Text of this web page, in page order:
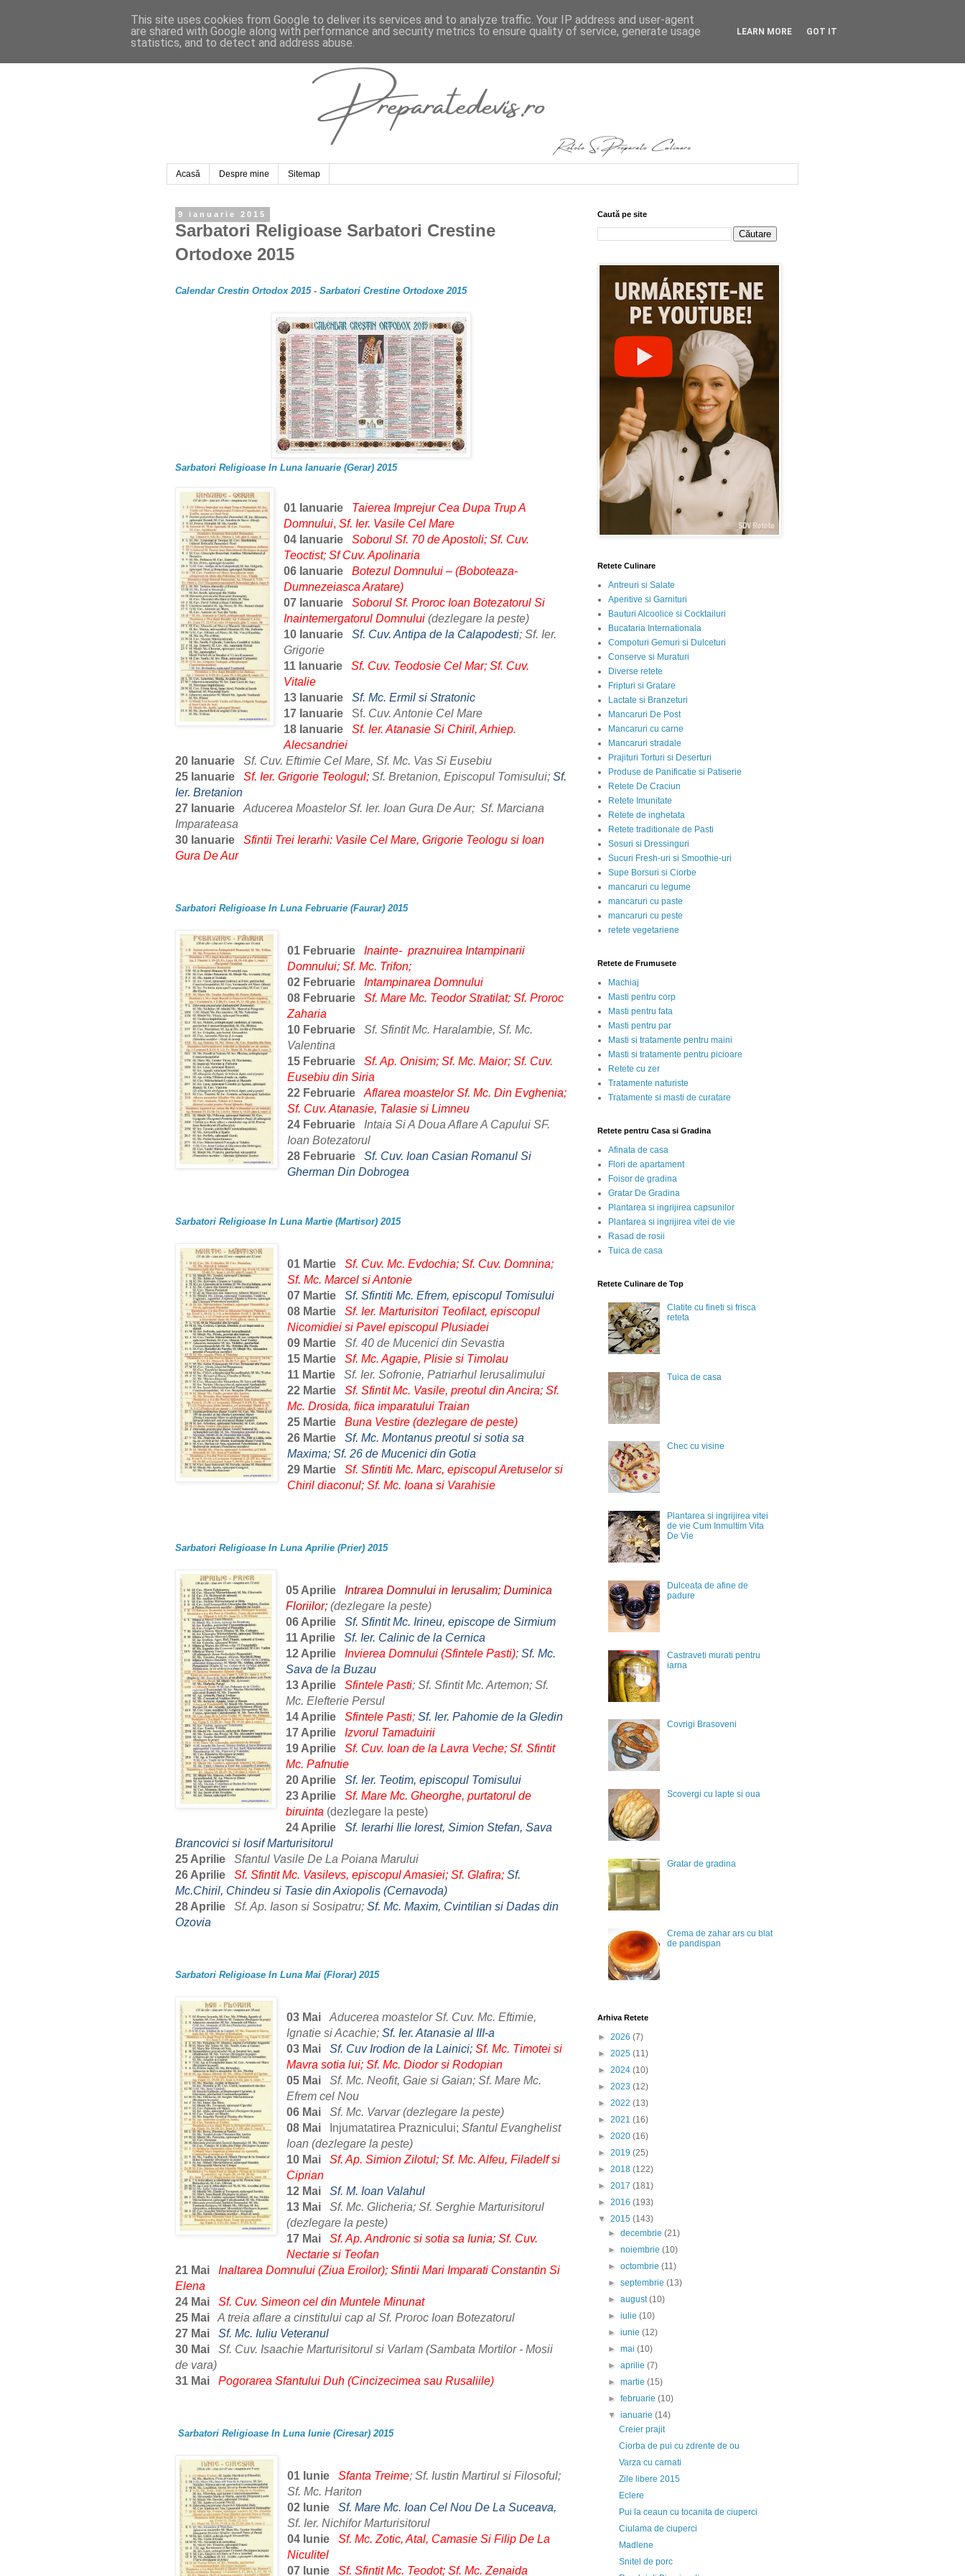
Acasă Despre mine Sitemap
9 ianuarie 2015
Sarbatori Religioase Sarbatori Crestine
Ortodoxe 2015
Calendar Crestin Ortodox 2015- Sarbatori Crestine Ortodoxe 2015
Sarbatori Religioase In Luna Ianuarie (Gerar) 2015
01 Ianuarie
Taierea Imprejur Cea Dupa Trup A
Domnului, Sf. Ier. Vasile Cel Mare
04 Ianuarie
Soborul Sf. 70 de Apostoli; Sf. Cuv.
Teoctist; Sf Cuv. Apolinaria
06 Ianuarie
Botezul Domnului – (Boboteaza-
Dumnezeiasca Aratare)
07 Ianuarie
Soborul Sf. Proroc Ioan Botezatorul Si
Inaintemergatorul Domnului(dezlegare la peste)
10 Ianuarie
Sf. Cuv. Antipa de la Calapodesti; Sf. Ier.
Grigorie
11 Ianuarie
Sf. Cuv. Teodosie Cel Mar; Sf. Cuv.
Vitalie
13 Ianuarie
Sf. Mc. Ermil si Stratonic
17 Ianuarie Sf. Cuv. Antonie Cel Mare
18 Ianuarie
Sf. Ier. Atanasie Si Chiril, Arhiep.
Alecsandriei
20 Ianuarie Sf. Cuv. Eftimie Cel Mare, Sf. Mc. Vas Si Eusebiu
25 Ianuarie
Sf. Ier. Grigorie Teologul; Sf. Bretanion, Episcopul Tomisului; Sf.
Ier. Bretanion
27 Ianuarie Aducerea Moastelor Sf. Ier. Ioan Gura De Aur; Sf. Marciana
Imparateasa
30 Ianuarie
Sfintii Trei Ierarhi: Vasile Cel Mare, Grigorie Teologu si Ioan
Gura De Aur
Sarbatori Religioase In Luna Februarie (Faurar) 2015
01 Februarie
Inainte- praznuirea Intampinarii
Domnului; Sf. Mc. Trifon;
02 Februarie
Intampinarea Domnului
08 Februarie Sf. Mare Mc. Teodor Stratilat; Sf. Proroc
Zaharia
10 Februarie
Sf. Sfintit Mc. Haralambie, Sf. Mc.
Valentina
15 Februarie
Sf. Ap. Onisim; Sf. Mc. Maior; Sf. Cuv.
Eusebiu din Siria
22 Februarie
Aflarea moastelor Sf. Mc. Din Evghenia;
Sf. Cuv. Atanasie, Talasie si Limneu
24 Februarie
Intaia Si A Doua Aflare A Capului SF.
Ioan Botezatorul
28 Februarie
Sf. Cuv. Ioan Casian Romanul Si
Gherman Din Dobrogea
Sarbatori Religioase In Luna Martie (Martisor) 2015
01 Martie Sf. Cuv. Mc. Evdochia; Sf. Cuv. Domnina;
Sf. Mc. Marcel si Antonie
07 Martie
Sf. Sfintiti Mc. Efrem, episcopul Tomisului
08 Martie
Sf. Ier. Marturisitori Teofilact, episcopul
Nicomidiei si Pavel episcopul Plusiadei
09 Martie
Sf. 40 de Mucenici din Sevastia
15 Martie
Sf. Mc. Agapie, Plisie si Timolau
11 Martie
Sf. Ier. Sofronie, Patriarhul Ierusalimului
22 Martie
Sf. Sfintit Mc. Vasile, preotul din Ancira; Sf.
Mc. Drosida, fiica imparatului Traian
25 Martie
Buna Vestire (dezlegare de peste)
26 Martie
Sf. Mc. Montanus preotul si sotia sa
Maxima; Sf. 26 de Mucenici din Gotia
29 Martie Sf. Sfintiti Mc. Marc, episcopul Aretuselor si
Chiril diaconul; Sf. Mc. Ioana si Varahisie
Sarbatori Religioase In Luna Aprilie (Prier) 2015
05 Aprilie
Intrarea Domnului in Ierusalim; Duminica
Floriilor; (dezlegare la peste)
06 Aprilie
Sf. Sfintit Mc. Irineu, episcope de Sirmium
11 Aprilie
Sf. Ier. Calinic de la Cernica
12 Aprilie
Invierea Domnului (Sfintele Pasti);Sf. Mc.
Sava de la Buzau
13 Aprilie
Sfintele Pasti; Sf. Sfintit Mc. Artemon; Sf.
Mc. Elefterie Persul
14 Aprilie
Sfintele Pasti;Sf. Ier. Pahomie de la Gledin
17 Aprilie
Izvorul Tamaduirii
19 Aprilie
Sf. Cuv. Ioan de la Lavra Veche; Sf. Sfintit
Mc. Pafnutie
20 Aprilie
Sf. Ier. Teotim, episcopul Tomisului
23 Aprilie
Sf. Mare Mc. Gheorghe, purtatorul de
biruinta (dezlegare la peste)
24 Aprilie
Sf. Ierarhi Ilie Iorest, Simion Stefan, Sava
Brancovici si Iosif Marturisitorul
25 Aprilie
Sfantul Vasile De La Poiana Marului
26 Aprilie
Sf. Sfintit Mc. Vasilevs, episcopul Amasiei; Sf. Glafira; Sf.
Mc.Chiril, Chindeu si Tasie din Axiopolis (Cernavoda)
28 Aprilie Sf. Ap. Iason si Sosipatru; Sf. Mc. Maxim, Cvintilian si Dadas din
Ozovia
Sarbatori Religioase In Luna Mai (Florar) 2015
03 Mai
Aducerea moastelor Sf. Cuv. Mc. Eftimie,
Ignatie si Acachie;Sf. Ier. Atanasie al III-a
03 Mai
Sf. Cuv Irodion de la Lainici; Sf. Mc. Timotei si
Mavra sotia lui; Sf. Mc. Diodor si Rodopian
05 Mai
Sf. Mc. Neofit, Gaie si Gaian; Sf. Mare Mc.
Efrem cel Nou
06 Mai
Sf. Mc. Varvar (dezlegare la peste)
08 Mai
Injumatatirea Praznicului;Sfantul Evanghelist
Ioan (dezlegare la peste)
10 Mai
Sf. Ap. Simion Zilotul; Sf. Mc. Alfeu, Filadelf si
Ciprian
12 Mai
Sf. M. Ioan Valahul
13 Mai Sf. Mc. Glicheria; Sf. Serghie Marturisitorul
(dezlegare la peste)
17 Mai
Sf. Ap. Andronic si sotia sa Iunia; Sf. Cuv.
Nectarie si Teofan
21 Mai
Inaltarea Domnului (Ziua Eroilor); Sfintii Mari Imparati Constantin Si
Elena
24 Mai Sf. Cuv. Simeon cel din Muntele Minunat
25 Mai A treia aflare a cinstitului cap al Sf. Proroc Ioan Botezatorul
27 Mai
Sf. Mc. Iuliu Veteranul
30 Mai
Sf. Cuv. Isaachie Marturisitorul si Varlam (Sambata Mortilor - Mosii
de vara)
31 Mai
Pogorarea Sfantului Duh (Cincizecimea sau Rusaliile)
Sarbatori Religioase In Luna Iunie (Ciresar) 2015
01 Iunie Sfanta Treime; Sf. Iustin Martirul si Filosoful;
Sf. Mc. Hariton
02 Iunie
Sf. Mare Mc. Ioan Cel Nou De La Suceava,
Sf. Ier. Nichifor Marturisitorul
04 Iunie
Sf. Mc. Zotic, Atal, Camasie Si Filip De La
Niculitel
07 Iunie Sf. Sfintit Mc. Teodot; Sf. Mc. Zenaida
Caută pe site
Retete Culinare
Antreuri si Salate
Aperitive si Garnituri
Bauturi Alcoolice si Cocktailuri
Bucataria Internationala
Compoturi Gemuri si Dulceturi
Conserve si Muraturi
Diverse retete
Fripturi si Gratare
Lactate si Branzeturi
Mancaruri De Post
Mancaruri cu carne
Mancaruri stradale
Prajituri Torturi si Deserturi
Produse de Panificatie si Patiserie
Retete De Craciun
Retete Imunitate
Retete de inghetata
Retete traditionale de Pasti
Sosuri si Dressinguri
Sucuri Fresh-uri si Smoothie-uri
Supe Borsuri si Ciorbe
mancaruri cu legume
mancaruri cu paste
mancaruri cu peste
retete vegetariene
Retete de Frumusete
Machiaj
Masti pentru corp
Masti pentru fata
Masti pentru par
Masti si tratamente pentru maini
Masti si tratamente pentru picioare
Retete cu zer
Tratamente naturiste
Tratamente si masti de curatare
Retete pentru Casa si Gradina
Afinata de casa
Flori de apartament
Foisor de gradina
Gratar De Gradina
Plantarea si ingrijirea capsunilor
Plantarea si ingrijirea vitei de vie
Rasad de rosii
Tuica de casa
Retete Culinare de Top
Clatite cu fineti si frisca
reteta
Tuica de casa
Chec cu visine
Plantarea si ingrijirea vitei
de vie Cum Inmultim Vita
De Vie
Dulceata de afine de
padure
Castraveti murati pentru
iarna
Covrigi Brasoveni
Scovergi cu lapte si oua
Gratar de gradina
Crema de zahar ars cu blat
de pandispan
Arhiva Retete
► 2026 (7)
► 2025 (11)
► 2024 (10)
► 2023 (12)
► 2022 (13)
► 2021 (16)
► 2020 (16)
► 2019 (25)
► 2018 (122)
► 2017 (181)
► 2016 (193)
▼ 2015 (143)
►decembrie(21)
►noiembrie(10)
►octombrie(11)
►septembrie(13)
►august(10)
►iulie(10)
►iunie(12)
►mai(10)
►aprilie(7)
►martie(15)
►februarie(10)
▼ianuarie(14)
Creier prajit
Ciorba de pui cu zdrente de ou
Varza cu carnati
Zile libere 2015
Eclere
Pui la ceaun cu tocanita de ciuperci
Ciulama de ciuperci
Madlene
Snitel de porc
This site uses cookies from Google to deliver its services and to analyze traffic. Your IP address and user-agent
are shared with Google along with performance and security metrics to ensure quality of service, generate usage
statistics, and to detect and address abuse.
LEARN MORE GOT IT